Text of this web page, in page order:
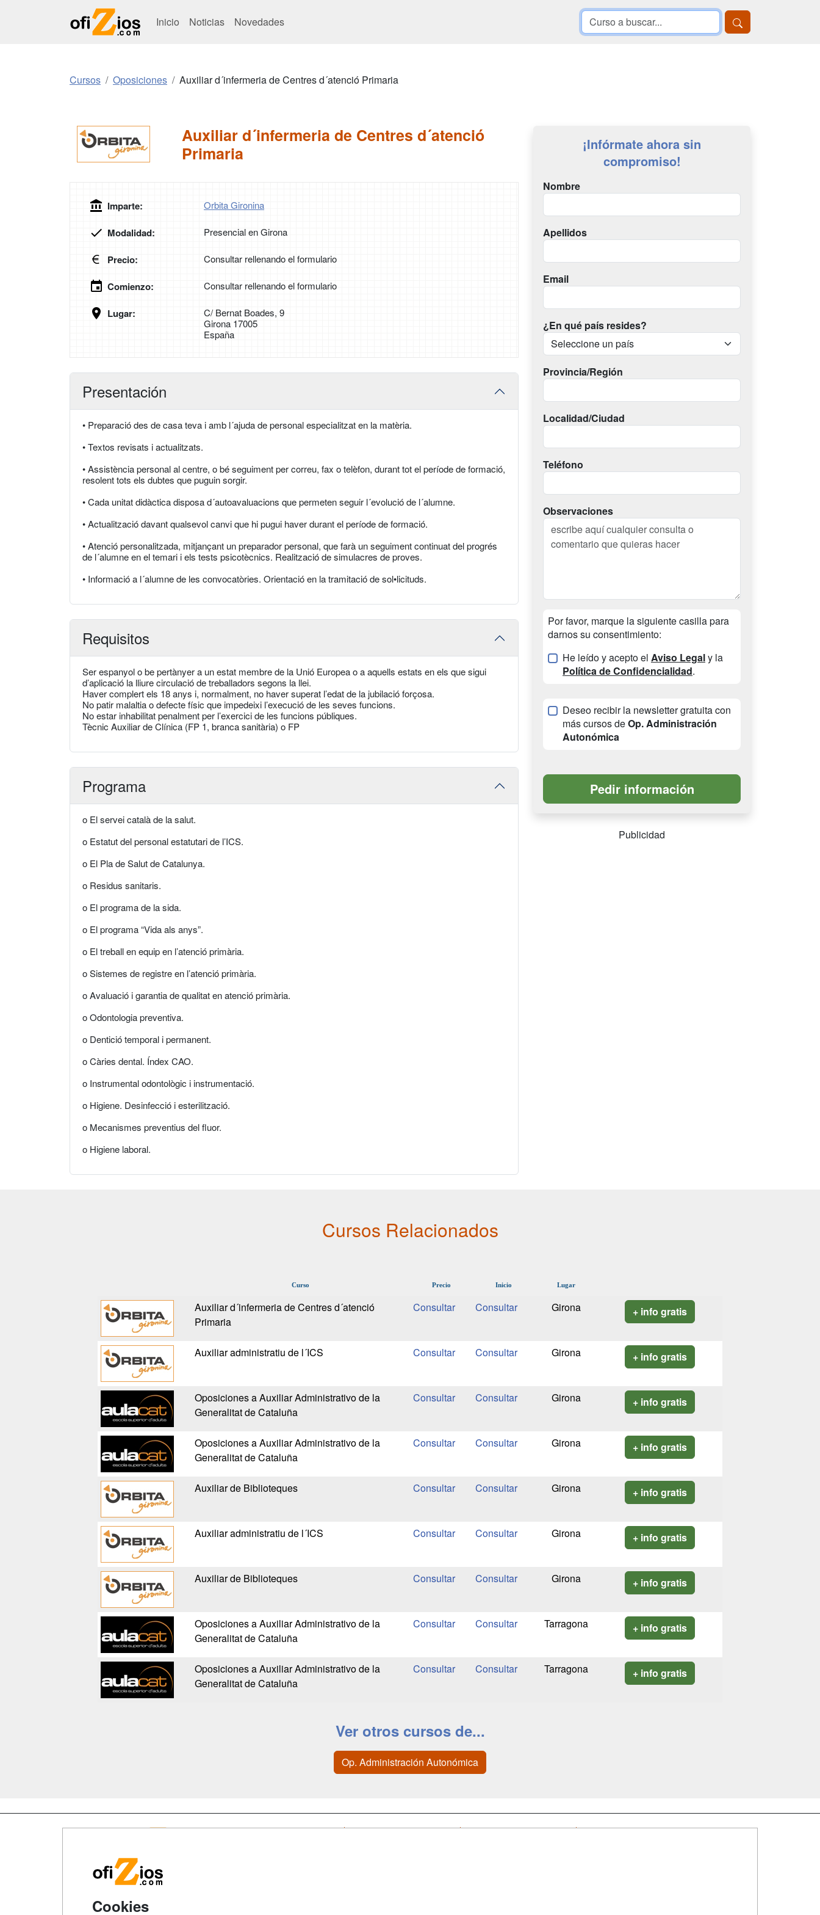
Inicio Noticias Novedades
Cursos Oposiciones Auxiliar d´infermeria de Centres d´atenció Primaria
Auxiliar d´infermeria de Centres d´atenció
Primaria
Imparte: Orbita Gironina
Modalidad: Presencial en Girona
Precio: Consultar rellenando el formulario
Comienzo: Consultar rellenando el formulario
Lugar:
C/ Bernat Boades, 9
Girona 17005
España
Presentación
• Preparació des de casa teva i amb l´ajuda de personal especialitzat en la matèria.
• Textos revisats i actualitzats.
• Assistència personal al centre, o bé seguiment per correu, fax o telèfon, durant tot el període de formació,
resolent tots els dubtes que puguin sorgir.
• Cada unitat didàctica disposa d´autoavaluacions que permeten seguir l´evolució de l´alumne.
• Actualització davant qualsevol canvi que hi pugui haver durant el període de formació.
• Atenció personalitzada, mitjançant un preparador personal, que farà un seguiment continuat del progrés
de l´alumne en el temari i els tests psicotècnics. Realització de simulacres de proves.
• Informació a l´alumne de les convocatòries. Orientació en la tramitació de sol•licituds.
Requisitos
Ser espanyol o be pertànyer a un estat membre de la Unió Europea o a aquells estats en els que sigui
d’aplicació la lliure circulació de treballadors segons la llei.
Haver complert els 18 anys i, normalment, no haver superat l’edat de la jubilació forçosa.
No patir malaltia o defecte físic que impedeixi l’execució de les seves funcions.
No estar inhabilitat penalment per l’exercici de les funcions públiques.
Tècnic Auxiliar de Clínica (FP 1, branca sanitària) o FP
Programa
o El servei català de la salut.
o Estatut del personal estatutari de l’ICS.
o El Pla de Salut de Catalunya.
o Residus sanitaris.
o El programa de la sida.
o El programa “Vida als anys”.
o El treball en equip en l’atenció primària.
o Sistemes de registre en l’atenció primària.
o Avaluació i garantia de qualitat en atenció primària.
o Odontologia preventiva.
o Dentició temporal i permanent.
o Càries dental. Índex CAO.
o Instrumental odontològic i instrumentació.
o Higiene. Desinfecció i esterilització.
o Mecanismes preventius del fluor.
o Higiene laboral.
¡Infórmate ahora sin
compromiso!
Nombre
Apellidos
Email
¿En qué país resides?
Provincia/Región
Localidad/Ciudad
Teléfono
Observaciones
Por favor, marque la siguiente casilla para
darnos su consentimiento:
He leído y acepto el Aviso Legaly la
Política de Confidencialidad.
Deseo recibir la newsletter gratuita con
más cursos deOp. Administración
Autonómica
Publicidad
Cursos Relacionados
Curso Precio Inicio Lugar
Auxiliar d´infermeria de Centres d´atenció
Primaria
Girona + info gratis
Auxiliar administratiu de l´ICS Girona + info gratis
Oposiciones a Auxiliar Administrativo de la
Generalitat de Cataluña
Girona + info gratis
Oposiciones a Auxiliar Administrativo de la
Generalitat de Cataluña
Girona + info gratis
Auxiliar de Biblioteques Girona + info gratis
Auxiliar administratiu de l´ICS Girona + info gratis
Auxiliar de Biblioteques Girona + info gratis
Oposiciones a Auxiliar Administrativo de la
Generalitat de Cataluña
Tarragona + info gratis
Oposiciones a Auxiliar Administrativo de la
Generalitat de Cataluña
Tarragona + info gratis
Ver otros cursos de...
Op. Administración Autonómica
Cookies